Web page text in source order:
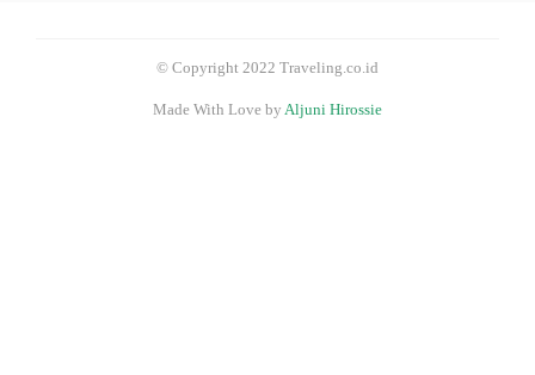
© Copyright 2022 Traveling.co.id
Made With Love by Aljuni Hirossie